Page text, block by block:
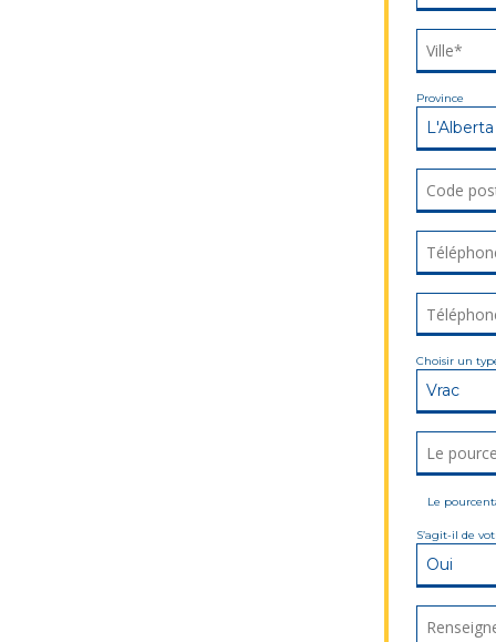
Ville
Ville*
Province
Code
Code
Choisir un
Le
Le
Le
S’agit-il de